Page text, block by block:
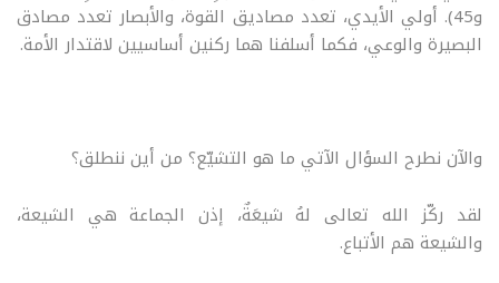
و45). أولي الأيدي، تعدد مصاديق القوة، والأبصار تعدد مصادق
البصيرة والوعي، فكما أسلفنا هما ركنين أساسيين لاقتدار الأمة.
والآن نطرح السؤال الآتي ما هو التشيّع؟ من أين ننطلق؟
لقد ركّز الله تعالى لهُ شيعَةٌ، إذن الجماعة هي الشيعة،
والشيعة هم الأتباع.